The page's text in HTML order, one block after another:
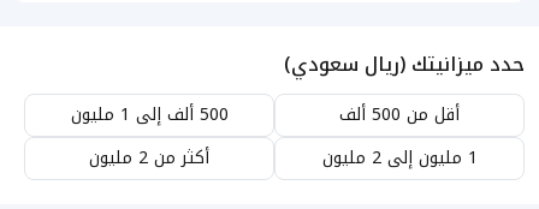
حدد ميزانيتك (ريال سعودي)
أقل من 500 ألف
500 ألف إلى 1 مليون
1 مليون إلى 2 مليون
أكثر من 2 مليون